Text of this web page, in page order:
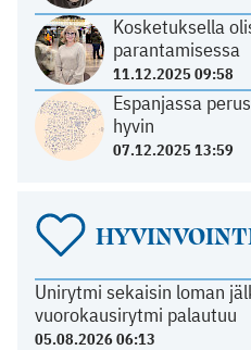
Kosketuksella
parantamisessa
11.12.2025 09:58
Espanjassa
hyvin
07.12.2025 13:59
Unirytmi sekaisin loman
vuorokausirytmi palautuu
05.08.2026 06:13